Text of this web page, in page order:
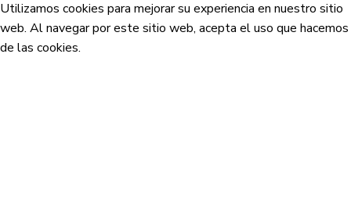
Utilizamos cookies para mejorar su experiencia en nuestro sitio
web. Al navegar por este sitio web, acepta el uso que hacemos
de las cookies.